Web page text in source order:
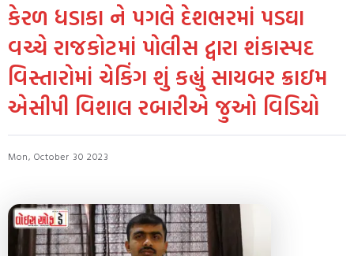
કેરળ ધડાકા ને પગલે દેશભરમાં પડઘા
વચ્ચે રાજકોટમાં પોલીસ દ્વારા શંકાસ્પદ
વિસ્તારોમાં ચેકિંગ શું કહ્યું સાયબર ક્રાઇમ
એસીપી વિશાલ રબારીએ જુઓ વિડિયો
Mon, October 30 2023